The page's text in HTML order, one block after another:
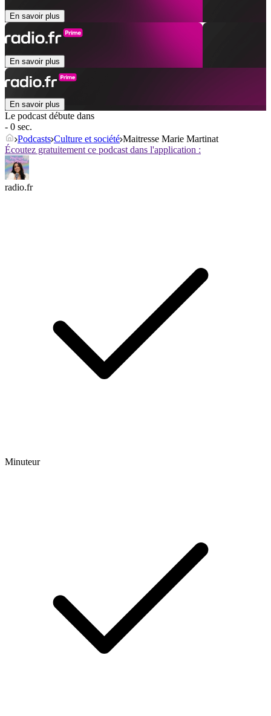
En savoir plus
En savoir plus
En savoir plus
Le podcast débute dans
- 0 sec.
Podcasts Culture et société Maitresse Marie Martinat
Écoutez gratuitement ce podcast dans l'application :
radio.fr
Minuteur